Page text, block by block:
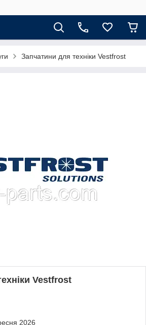
Запчатини для техніки Vestfrost
Vestfrost
2026